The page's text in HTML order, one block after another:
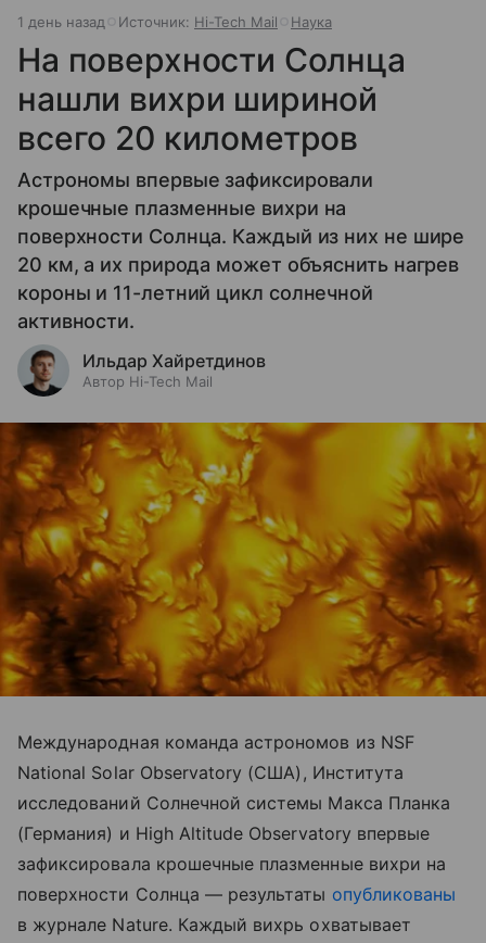
1 день назад Источник: Hi-Tech Mail Наука
На поверхности Солнца
нашли вихри шириной
всего 20 километров
Астрономы впервые зафиксировали
крошечные плазменные вихри на
поверхности Солнца. Каждый из них не шире
20 км, а их природа может объяснить нагрев
короны и 11-летний цикл солнечной
активности.
Ильдар Хайретдинов
Автор Hi-Tech Mail
Международная команда астрономов из NSF
National Solar Observatory (США), Института
исследований Солнечной системы Макса Планка
(Германия) и High Altitude Observatory впервые
зафиксировала крошечные плазменные вихри на
поверхности Солнца — результаты опубликованы
в журнале Nature. Каждый вихрь охватывает